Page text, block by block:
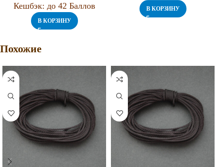
Кешбэк: до 42 Баллов
В КОРЗИНУ
В КОРЗИНУ
Похожие